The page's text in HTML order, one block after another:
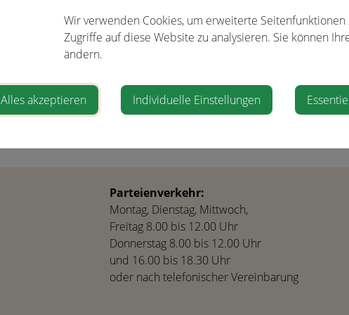
Veranstaltungsort
Pfarrkirche
Parteienverkehr:
Montag, Dienstag, Mittwoch,
Freitag 8.00 bis 12.00 Uhr
Donnerstag 8.00 bis 12.00 Uhr
und 16.00 bis 18.30 Uhr
oder nach telefonischer Vereinbarung
Wir verwenden Cookies, um erweiterte
Zugriffe auf diese Website zu analysieren. Sie können
ändern.
Alles akzeptieren Individuelle Einstellungen